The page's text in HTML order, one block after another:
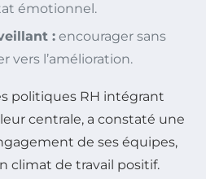
émotionnel.
: encourager sans
vers l’amélioration.
politiques RH intégrant
centrale, a constaté une
de ses équipes,
climat de travail positif.